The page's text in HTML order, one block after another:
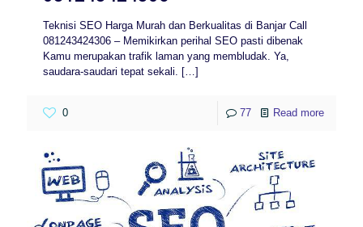
Teknisi SEO Harga Murah dan Berkualitas di Banjar Call
081243424306 – Memikirkan perihal SEO pasti dibenak
Kamu merupakan trafik laman yang membludak. Ya,
saudara-saudari tepat sekali. […]
0 77 Read more